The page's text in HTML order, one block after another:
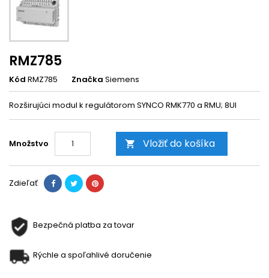
RMZ785
Kód RMZ785 Značka Siemens
Rozširujúci modul k regulátorom SYNCO RMK770 a RMU; 8UI
Množstvo  Vložiť do košíka
Zdieľať
Bezpečná platba za tovar
Rýchle a spoľahlivé doručenie